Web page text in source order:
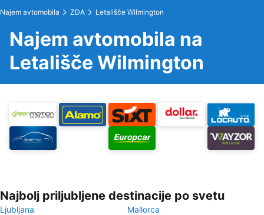
Najem avtomobila ZDA Letališče Wilmington
Najem avtomobila na
Letališče Wilmington
Najbolj priljubljene destinacije po svetu
Ljubljana
Mallorca